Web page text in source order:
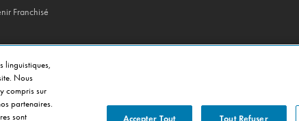
Franchisé
linguistiques,
Nous
compris sur
partenaires.
sont
Accepter Tout Tout Refuser